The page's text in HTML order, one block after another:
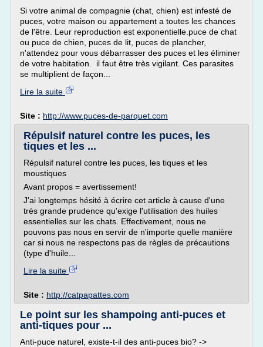
Si votre animal de compagnie (chat, chien) est infesté de
puces, votre maison ou appartement a toutes les chances
de l'être. Leur reproduction est exponentielle.puce de chat
ou puce de chien, puces de lit, puces de plancher,
n'attendez pour vous débarrasser des puces et les éliminer
de votre habitation. il faut être très vigilant. Ces parasites
se multiplient de façon...
Lire la suite
Site : http://www.puces-de-parquet.com
Répulsif naturel contre les puces, les
tiques et les ...
Répulsif naturel contre les puces, les tiques et les
moustiques
Avant propos = avertissement!
J'ai longtemps hésité à écrire cet article à cause d'une
très grande prudence qu'exige l'utilisation des huiles
essentielles sur les chats. Effectivement, nous ne
pouvons pas nous en servir de n'importe quelle manière
car si nous ne respectons pas de règles de précautions
(type d'huile...
Lire la suite
Site : http://catpapattes.com
Le point sur les shampoing anti-puces et
anti-tiques pour ...
Anti-puce naturel, existe-t-il des anti-puces bio? ->